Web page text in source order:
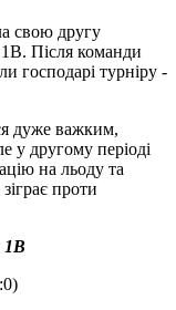
свою другу
1B. Після команди
господарі турніру -
дуже важким,
у другому періоді
на льоду та
проти
1B